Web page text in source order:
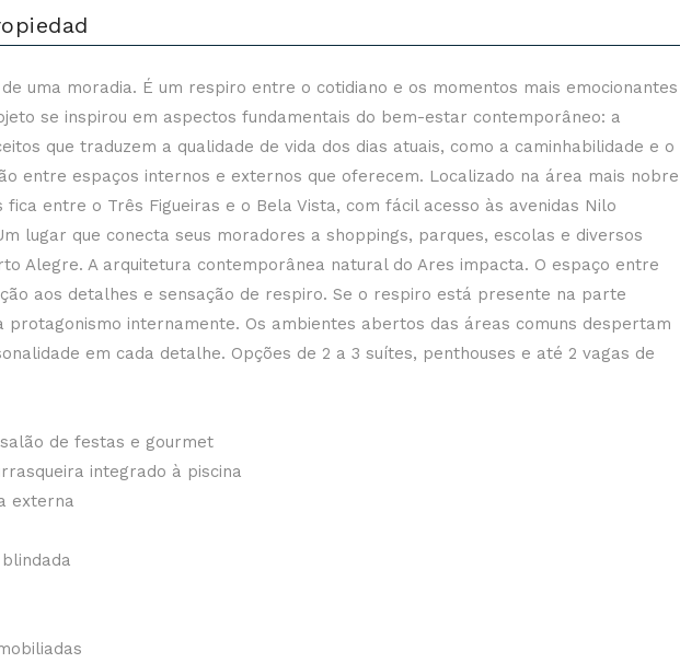
uma moradia. É um respiro entre o cotidiano e os momentos mais emocionantes
se inspirou em aspectos fundamentais do bem-estar contemporâneo: a
que traduzem a qualidade de vida dos dias atuais, como a caminhabilidade e o
entre espaços internos e externos que oferecem. Localizado na área mais nobre
entre o Três Figueiras e o Bela Vista, com fácil acesso às avenidas Nilo
lugar que conecta seus moradores a shoppings, parques, escolas e diversos
Alegre. A arquitetura contemporânea natural do Ares impacta. O espaço entre
aos detalhes e sensação de respiro. Se o respiro está presente na parte
protagonismo internamente. Os ambientes abertos das áreas comuns despertam
em cada detalhe. Opções de 2 a 3 suítes, penthouses e até 2 vagas de
de festas e gourmet
integrado à piscina
externa